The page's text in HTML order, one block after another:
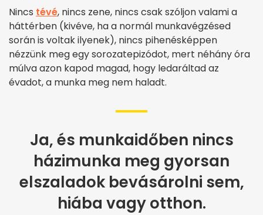
Nincs tévé, nincs zene, nincs csak szóljon valami a
háttérben (kivéve, ha a normál munkavégzésed
során is voltak ilyenek), nincs pihenésképpen
nézzünk meg egy sorozatepizódot, mert néhány óra
múlva azon kapod magad, hogy ledaráltad az
évadot, a munka meg nem haladt.
Ja, és munkaidőben nincs
házimunka meg gyorsan
elszaladok bevásárolni sem,
hiába vagy otthon.